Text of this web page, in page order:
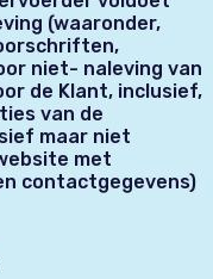
(waaronder,
niet- naleving van
de Klant, inclusief,
van de
maar niet
met
contactgegevens)